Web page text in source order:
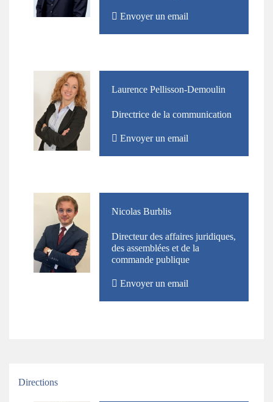
Envoyer un email
Nom
Prénom
Laurence Pellisson-Demoulin
Directrice de la communication
Envoyer un email
Nom
Prénom
Nicolas Burblis
Directeur des affaires juridiques,
des assemblées et de la
commande publique
Envoyer un email
Titre
Directions